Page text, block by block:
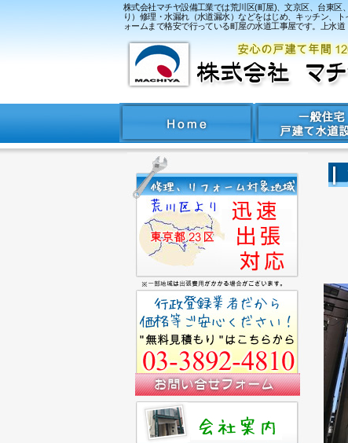
株式会社マチヤ設備工業では荒川区(町屋)、文京区、台東
り）修理・水漏れ（水道漏水）などをはじめ、キッチン、
ォームまで格安で行っている町屋の水道工事屋です。上水